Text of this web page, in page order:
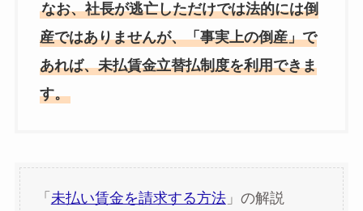
なお、社長が逃亡しただけでは法的には倒
産ではありませんが、「事実上の倒産」で
あれば、未払賃金立替払制度を利用できま
す。
「 未払い賃金を請求する方法」の解説